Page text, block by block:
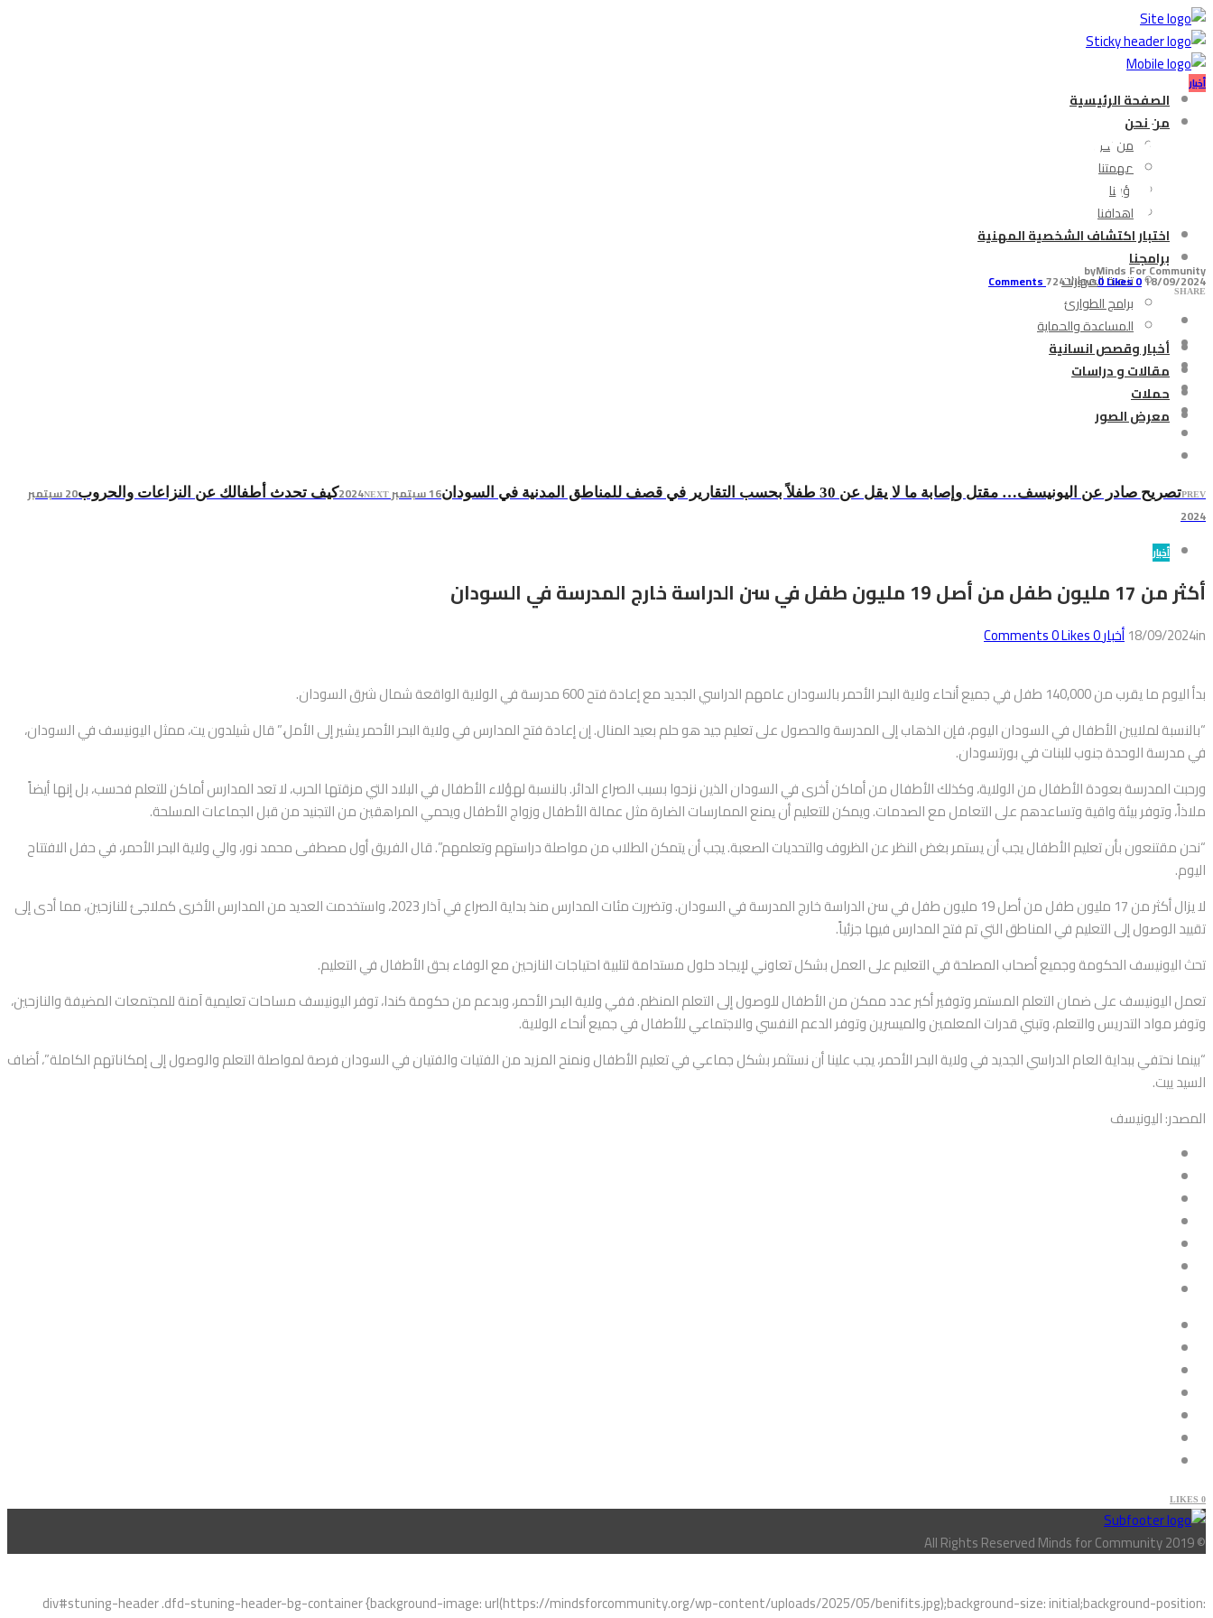
الصفحة الرئيسية
من نحن
من نحن
مهمتنا
رؤيتنا
أهدافنا
اختبار اكتشاف الشخصية المهنية
برامجنا
تنمية المهارات
برامج الطوارئ
المساعدة والحماية
أخبار وقصص انسانية
مقالات و دراسات
حملات
معرض الصور
أخبار
الدراسة خارج المدرسة في السودان
byMinds For Community
18/09/2024
0
Comments
724 Views0Likes SHARE
PREVتصريح صادر عن اليونيسف… مقتل وإصابة ما لا يقل عن 30 طفلاً بحسب التقارير في قصف للمناطق المدنية في السودان 16 سبتمبر 2024 NEXT كيف تحدث أطفالك عن النزاعات والحروب
20 سبتمبر
2024
أخبار
أكثر من 17 مليون طفل من أصل 19 مليون طفل في سن الدراسة خارج المدرسة في السودان
18/09/2024in أخبار0
Comments
0Likes
بدأ اليوم ما يقرب من 140,000 طفل في جميع أنحاء ولاية البحر الأحمر بالسودان عامهم الدراسي الجديد مع إعادة فتح 600 مدرسة في الولاية الواقعة شمال شرق السودان.
“بالنسبة لملايين الأطفال في السودان اليوم، فإن الذهاب إلى المدرسة والحصول على تعليم جيد هو حلم بعيد المنال. إن إعادة فتح المدارس في ولاية البحر الأحمر يشير إلى الأمل.” قال شيلدون يت، ممثل اليونيسف في السودان،
في مدرسة الوحدة جنوب للبنات في بورتسودان.
ورحبت المدرسة بعودة الأطفال من الولاية، وكذلك الأطفال من أماكن أخرى في السودان الذين نزحوا بسبب الصراع الدائر. بالنسبة لهؤلاء الأطفال في البلاد التي مزقتها الحرب، لا تعد المدارس أماكن للتعلم فحسب، بل إنها أيضاً
ملاذاً، وتوفر بيئة واقية وتساعدهم على التعامل مع الصدمات. ويمكن للتعليم أن يمنع الممارسات الضارة مثل عمالة الأطفال وزواج الأطفال ويحمي المراهقين من التجنيد من قبل الجماعات المسلحة.
“نحن مقتنعون بأن تعليم الأطفال يجب أن يستمر بغض النظر عن الظروف والتحديات الصعبة. يجب أن يتمكن الطلاب من مواصلة دراستهم وتعلمهم”. قال الفريق أول مصطفى محمد نور، والي ولاية البحر الأحمر، في حفل الافتتاح
اليوم.
لا يزال أكثر من 17 مليون طفل من أصل 19 مليون طفل في سن الدراسة خارج المدرسة في السودان. وتضررت مئات المدارس منذ بداية الصراع في آذار 2023، واستخدمت العديد من المدارس الأخرى كملاجئ للنازحين، مما أدى إلى
تقييد الوصول إلى التعليم في المناطق التي تم فتح المدارس فيها جزئياً.
تحث اليونيسف الحكومة وجميع أصحاب المصلحة في التعليم على العمل بشكل تعاوني لإيجاد حلول مستدامة لتلبية احتياجات النازحين مع الوفاء بحق الأطفال في التعليم.
تعمل اليونيسف على ضمان التعلم المستمر وتوفير أكبر عدد ممكن من الأطفال للوصول إلى التعلم المنظم. ففي ولاية البحر الأحمر، وبدعم من حكومة كندا، توفر اليونيسف مساحات تعليمية آمنة للمجتمعات المضيفة والنازحين،
وتوفر مواد التدريس والتعلم، وتبني قدرات المعلمين والميسرين وتوفر الدعم النفسي والاجتماعي للأطفال في جميع أنحاء الولاية.
“بينما نحتفي ببداية العام الدراسي الجديد في ولاية البحر الأحمر، يجب علينا أن نستثمر بشكل جماعي في تعليم الأطفال ونمنح المزيد من الفتيات والفتيان في السودان فرصة لمواصلة التعلم والوصول إلى إمكاناتهم الكاملة”، أضاف
السيد ييت.
المصدر: اليونيسف
0
LIKES
© All Rights Reserved Minds for Community 2019
div#stuning-header .dfd-stuning-header-bg-container {background-image: url(https://mindsforcommunity.org/wp-content/uploads/2025/05/benifits.jpg);background-size: initial;background-position: